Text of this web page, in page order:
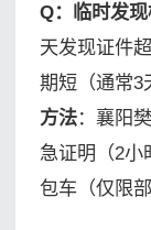
Q：临时发现
天发现证件
期短（通常3
方法：襄阳
急证明（2小
包车（仅限